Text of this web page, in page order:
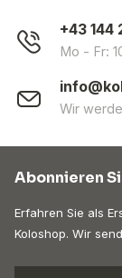
+43 144
Mo - Fr:
Wir
Abonnieren
Erfahren Sie als
Koloshop. Wir